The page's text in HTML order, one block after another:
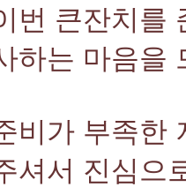
번 큰잔치를
하는 마음을
비가 부족한
셔서 진심으